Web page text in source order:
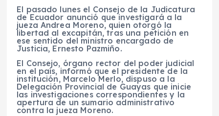
El pasado lunes el Consejo de la Judicatura
de Ecuador anunció que investigará a la
jueza Andrea Moreno, quien otorgó la
libertad al excapitán, tras una petición en
ese sentido del ministro encargado de
Justicia, Ernesto Pazmiño.
El Consejo, órgano rector del poder judicial
en el país, informó que el presidente de la
institución, Marcelo Merlo, dispuso a la
Delegación Provincial de Guayas que inicie
las investigaciones correspondientes y la
apertura de un sumario administrativo
contra la jueza Moreno.